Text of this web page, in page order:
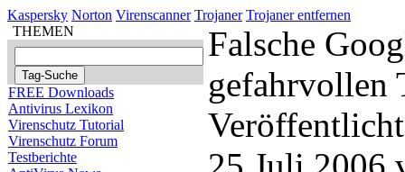
Kaspersky Norton Virenscanner Trojaner Trojaner entfernen
THEMEN
FREE Downloads
Antivirus Lexikon
Virenschutz Tutorial
Virenschutz Forum
Testberichte
Falsche
gefahrvollen